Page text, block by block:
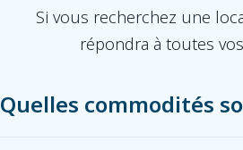
Si vous recherchez une
répondra à toutes
Quelles commodités